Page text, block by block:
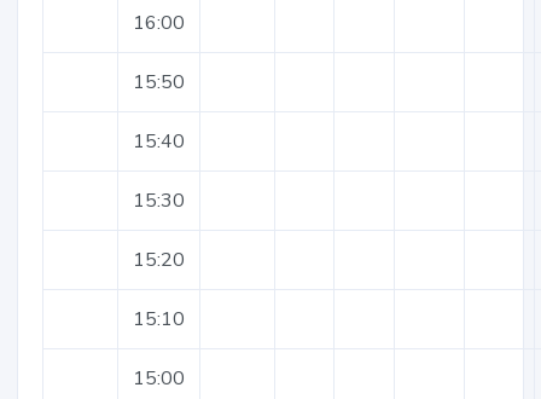
16:00
15:50
15:40
15:30
15:20
15:10
15:00